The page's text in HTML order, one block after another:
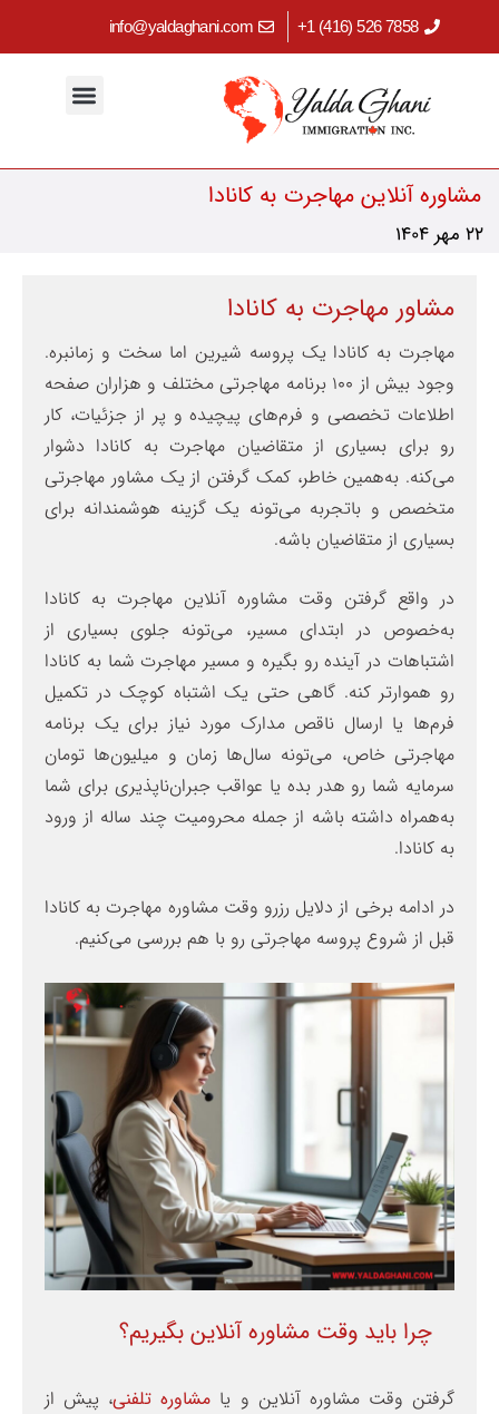
7858 526 (416) 1+
info@yaldaghani.com
مشاوره آنلاین مهاجرت به کانادا
22 مهر 1404
مشاور مهاجرت به کانادا
مهاجرت به کانادا یک پروسه شیرین اما سخت و زمانبره.
وجود بیش از 100 برنامه مهاجرتی مختلف و هزاران صفحه
اطلاعات تخصصی و فرم‌های پیچیده و پر از جزئیات، کار
رو برای بسیاری از متقاضیان مهاجرت به کانادا دشوار
می‌کنه. به‌همین خاطر، کمک گرفتن از یک مشاور مهاجرتی
متخصص و باتجربه می‌تونه یک گزینه هوشمندانه برای
بسیاری از متقاضیان باشه.
در واقع گرفتن وقت مشاوره آنلاین مهاجرت به کانادا
به‌خصوص در ابتدای مسیر، می‌تونه جلوی بسیاری از
اشتباهات در آینده رو بگیره و مسیر مهاجرت شما به کانادا
رو هموارتر کنه. گاهی حتی یک اشتباه کوچک در تکمیل
فرم‌ها یا ارسال ناقص مدارک مورد نیاز برای یک برنامه
مهاجرتی خاص، می‌تونه سال‌ها زمان و میلیون‌ها تومان
سرمایه شما رو هدر بده یا عواقب جبران‌ناپذیری برای شما
به‌همراه داشته باشه از جمله محرومیت چند ساله از ورود
به کانادا.
در ادامه برخی از دلایل رزرو وقت مشاوره مهاجرت به کانادا
قبل از شروع پروسه مهاجرتی رو با هم بررسی می‌کنیم.
چرا باید وقت مشاوره آنلاین بگیریم؟
گرفتن وقت مشاوره آنلاین و یا مشاوره تلفنی، پیش از